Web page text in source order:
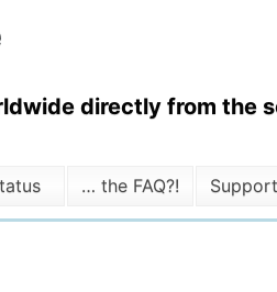
directly from the
… the FAQ?!